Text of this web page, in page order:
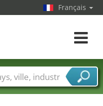
Français
Toggle
Secteurs de foire